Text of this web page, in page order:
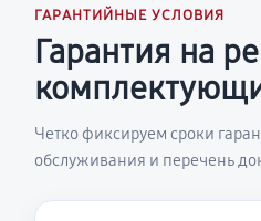
ГАРАНТИЙНЫЕ УСЛОВИЯ
Гарантия на
Четко фиксируем сроки
обслуживания и перечень